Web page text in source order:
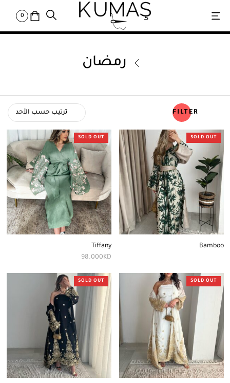
0
رمضان
FILTER
SOLD OUT
Bamboo
SOLD OUT
Tiffany
98.000KD
SOLD OUT
SOLD OUT